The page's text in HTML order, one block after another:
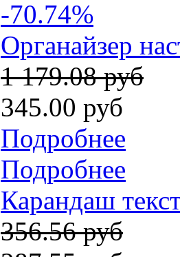
-70.74%
Органайзер
1 179.08 руб
345.00 руб
Подробнее
Подробнее
Карандаш
356.56 руб